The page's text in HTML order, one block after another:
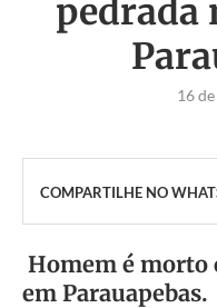
pedrada
16
COMPARTILHE NO
Homem é morto
em Parauapebas.